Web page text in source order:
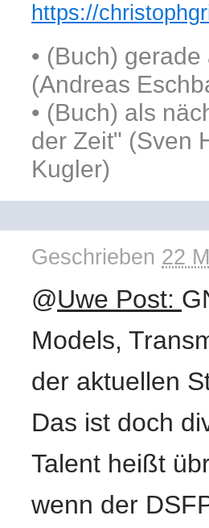
https://
• (Buch) gerade
(Andreas
• (Buch) als
der Zeit" (Sven
Kugler)
Geschrieben 22
@Uwe Post:
Models,
der aktuellen
Das ist doch
Talent heißt
wenn der